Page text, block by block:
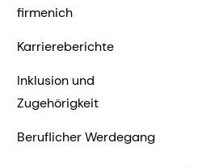
firmenich
Karriereberichte
Inklusion und
Zugehörigkeit
Beruflicher Werdegang